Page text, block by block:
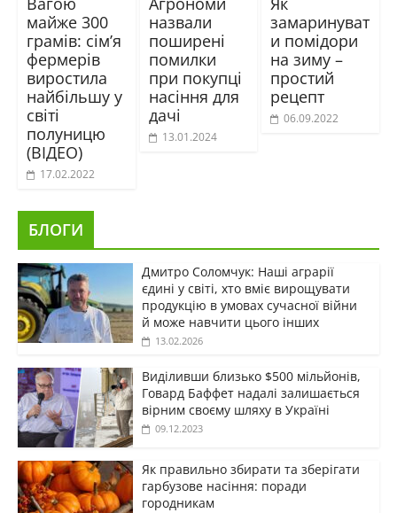
майже 300
грамів: сім’я
фермерів
виростила
найбільшу у
світі
полуницю
(ВІДЕО)
17.02.2022
назвали
поширені
помилки
при покупці
насіння для
дачі
13.01.2024
замаринуват
и помідори
на зиму –
простий
рецепт
06.09.2022
БЛОГИ
Дмитро Соломчук: Наші аграрії
єдині у світі, хто вміє вирощувати
продукцію в умовах сучасної війни
й може навчити цього інших
13.02.2026
Виділивши близько $500 мільйонів,
Говард Баффет надалі залишається
вірним своєму шляху в Україні
09.12.2023
Як правильно збирати та зберігати
гарбузове насіння: поради
городникам